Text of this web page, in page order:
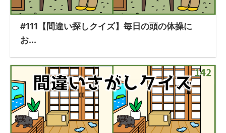
#111【間違い探しクイズ】毎日の頭の体操に
お...